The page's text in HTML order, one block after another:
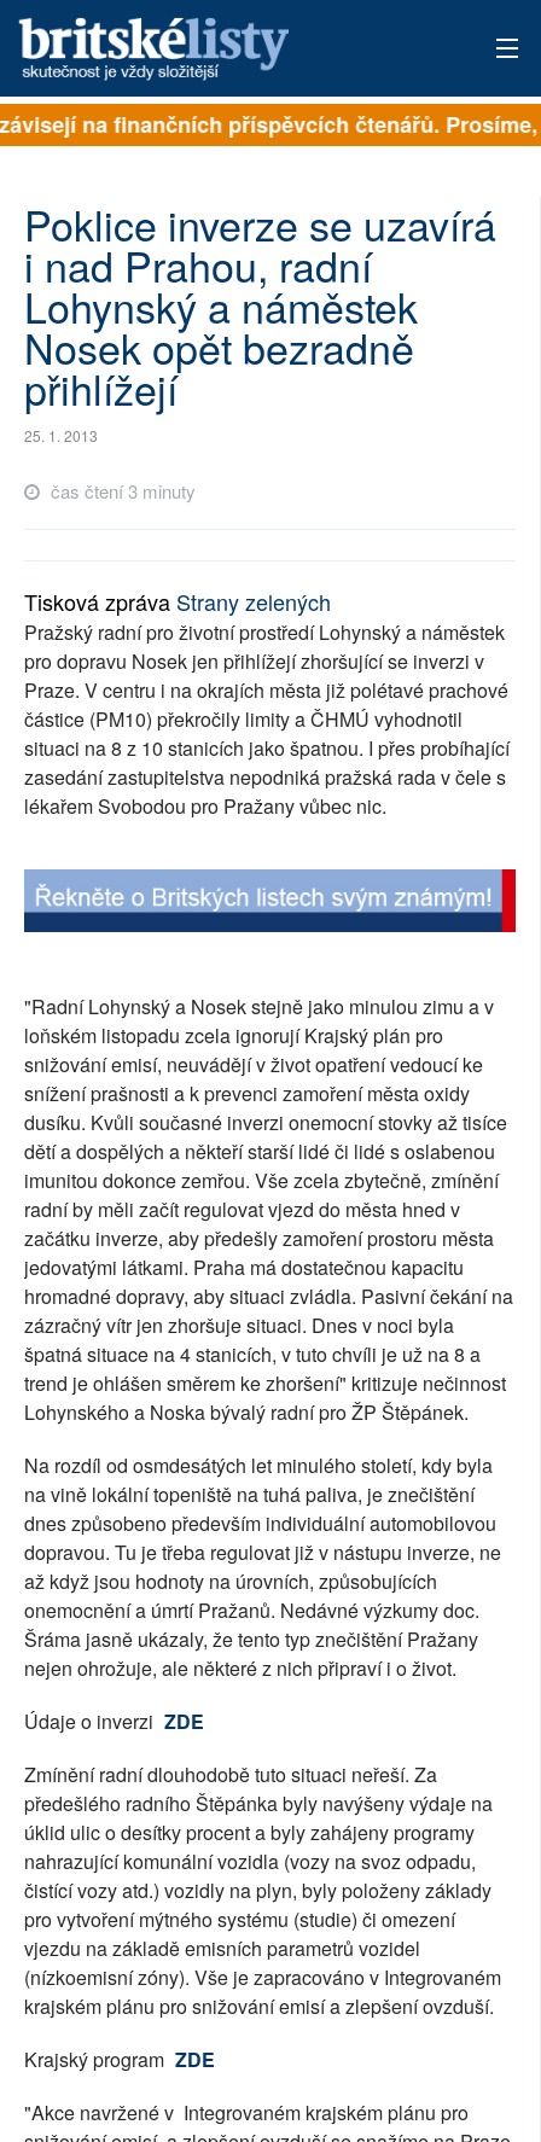
PŘIHLÁSIT
ARCHIV
ROZHOVORY
TÉMATA
NEJČTENĚJŠÍ ZA 7 DNÍ
RUBRIKY
PLNÁ VERZE STRÁNEK
na finančních příspěvcích čtenářů. Prosíme,
Poklice inverze se uzavírá
i nad Prahou, radní
Lohynský a náměstek
Nosek opět bezradně
přihlížejí
25. 1. 2013
čas čtení 3 minuty
Tisková zpráva Strany zelených
Pražský radní pro životní prostředí Lohynský a náměstek
pro dopravu Nosek jen přihlížejí zhoršující se inverzi v
Praze. V centru i na okrajích města již polétavé prachové
částice (PM10) překročily limity a ČHMÚ vyhodnotil
situaci na 8 z 10 stanicích jako špatnou. I přes probíhající
zasedání zastupitelstva nepodniká pražská rada v čele s
lékařem Svobodou pro Pražany vůbec nic.
"Radní Lohynský a Nosek stejně jako minulou zimu a v
loňském listopadu zcela ignorují Krajský plán pro
snižování emisí, neuvádějí v život opatření vedoucí ke
snížení prašnosti a k prevenci zamoření města oxidy
dusíku. Kvůli současné inverzi onemocní stovky až tisíce
dětí a dospělých a někteří starší lidé či lidé s oslabenou
imunitou dokonce zemřou. Vše zcela zbytečně, zmínění
radní by měli začít regulovat vjezd do města hned v
začátku inverze, aby předešly zamoření prostoru města
jedovatými látkami. Praha má dostatečnou kapacitu
hromadné dopravy, aby situaci zvládla. Pasivní čekání na
zázračný vítr jen zhoršuje situaci. Dnes v noci byla
špatná situace na 4 stanicích, v tuto chvíli je už na 8 a
trend je ohlášen směrem ke zhoršení" kritizuje nečinnost
Lohynského a Noska bývalý radní pro ŽP Štěpánek.
Na rozdíl od osmdesátých let minulého století, kdy byla
na vině lokální topeniště na tuhá paliva, je znečištění
dnes způsobeno především individuální automobilovou
dopravou. Tu je třeba regulovat již v nástupu inverze, ne
až když jsou hodnoty na úrovních, způsobujících
onemocnění a úmrtí Pražanů. Nedávné výzkumy doc.
Šráma jasně ukázaly, že tento typ znečištění Pražany
nejen ohrožuje, ale některé z nich připraví i o život.
Údaje o inverzi ZDE
Zmínění radní dlouhodobě tuto situaci neřeší. Za
předešlého radního Štěpánka byly navýšeny výdaje na
úklid ulic o desítky procent a byly zahájeny programy
nahrazující komunální vozidla (vozy na svoz odpadu,
čistící vozy atd.) vozidly na plyn, byly položeny základy
pro vytvoření mýtného systému (studie) či omezení
vjezdu na základě emisních parametrů vozidel
(nízkoemisní zóny). Vše je zapracováno v Integrovaném
krajském plánu pro snižování emisí a zlepšení ovzduší.
Krajský program ZDE
"Akce navržené v Integrovaném krajském plánu pro